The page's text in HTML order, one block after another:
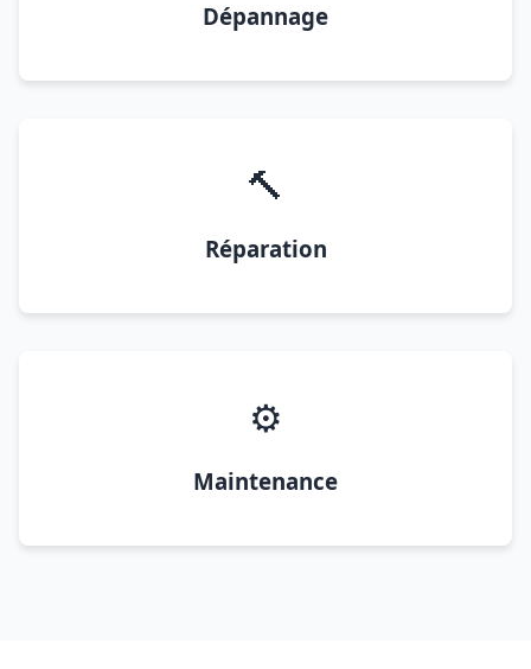
Dépannage
🔨
Réparation
⚙️
Maintenance